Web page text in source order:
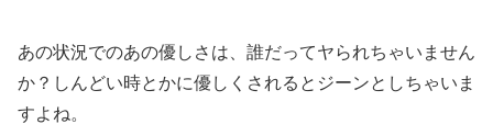
あの状況でのあの優しさは、誰だってヤられちゃいません
か？しんどい時とかに優しくされるとジーンとしちゃいま
すよね。